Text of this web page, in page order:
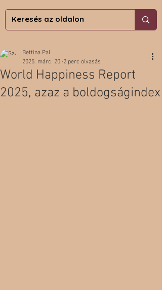
World Happiness Report
2025, azaz a boldogságindex
Bettina Pal
2025. márc. 20. 2 perc olvasás